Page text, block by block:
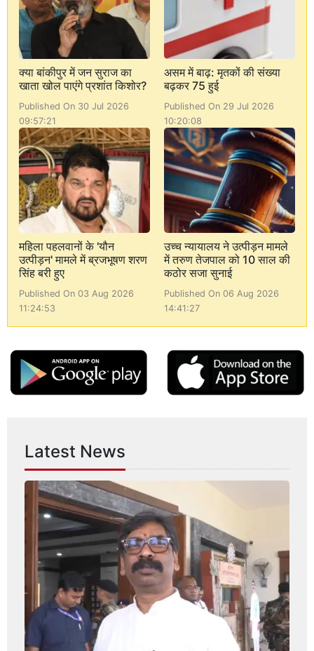
क्या बांकीपुर में जन सुराज का
खाता खोल पाएंगे प्रशांत किशोर?
Published On 30 Jul 2026
09:57:21
असम में बाढ़: मृतकों की संख्या
बढ़कर 75 हुई
Published On 29 Jul 2026
10:20:08
महिला पहलवानों के 'यौन
उत्पीड़न' मामले में ब्रजभूषण शरण
सिंह बरी हुए
Published On 03 Aug 2026
11:24:53
उच्च न्यायालय ने उत्पीड़न मामले
में तरुण तेजपाल को 10 साल की
कठोर सजा सुनाई
Published On 06 Aug 2026
14:41:27
Latest News